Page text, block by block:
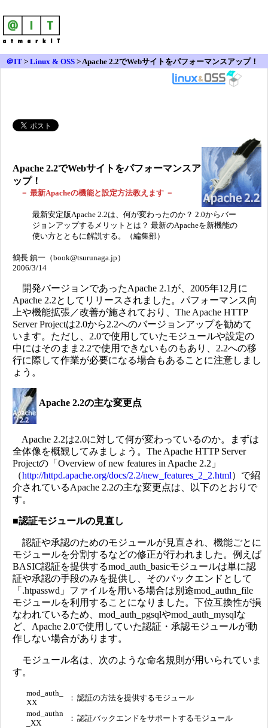
＠IT > Linux & OSS >Apache 2.2でWebサイトをパフォーマンスアップ！
Apache 2.2でWebサイトをパフォーマンスア
ップ！
－ 最新Apacheの機能と設定方法教えます －
最新安定版Apache 2.2は、何が変わったのか？ 2.0からバー
ジョンアップするメリットとは？ 最新のApacheを新機能の
使い方とともに解説する。（編集部）
鶴長 鎮一（book@tsurunaga.jp）
2006/3/14
開発バージョンであったApache 2.1が、2005年12月に
Apache 2.2としてリリースされました。パフォーマンス向
上や機能拡張／改善が施されており、The Apache HTTP
Server Projectは2.0から2.2へのバージョンアップを勧めて
います。ただし、2.0で使用していたモジュールや設定の
中にはそのまま2.2で使用できないものもあり、2.2への移
行に際して作業が必要になる場合もあることに注意しまし
ょう。
Apache 2.2の主な変更点
Apache 2.2は2.0に対して何が変わっているのか。まずは
全体像を概観してみましょう。The Apache HTTP Server
Projectの「Overview of new features in Apache 2.2」
（http://httpd.apache.org/docs/2.2/new_features_2_2.html）で紹
介されているApache 2.2の主な変更点は、以下のとおりで
す。
■認証モジュールの見直し
認証や承認のためのモジュールが見直され、機能ごとに
モジュールを分割するなどの修正が行われました。例えば
BASIC認証を提供するmod_auth_basicモジュールは単に認
証や承認の手段のみを提供し、そのバックエンドとして
「.htpasswd」ファイルを用いる場合は別途mod_authn_file
モジュールを利用することになりました。下位互換性が損
なわれているため、mod_auth_pgsqlやmod_auth_mysqlな
ど、Apache 2.0で使用していた認証・承認モジュールが動
作しない場合があります。
モジュール名は、次のような命名規則が用いられていま
す。
mod_auth_
XX
： 認証の方法を提供するモジュール
mod_authn
_XX
： 認証バックエンドをサポートするモジュール